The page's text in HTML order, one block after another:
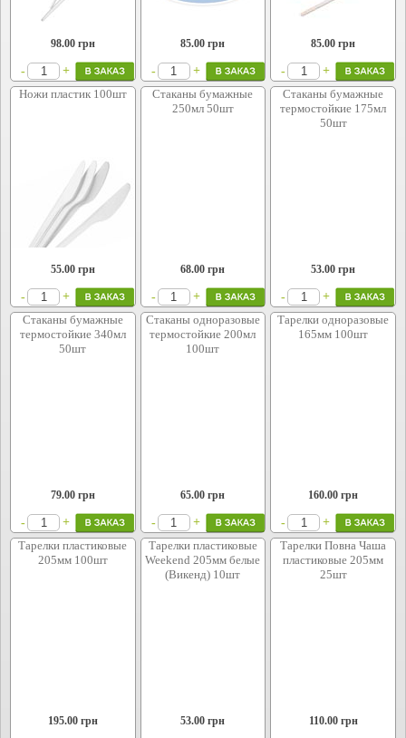
98.00грн
- +
85.00 грн
- +
85.00 грн
-
+
Ножи пластик 100шт
55.00грн
- +
Стаканы бумажные
250мл 50шт
68.00 грн
- +
Стаканы бумажные
термостойкие 175мл
50шт
53.00 грн
-
+
Стаканы бумажные
термостойкие 340мл
50шт
79.00грн
- +
Стаканы одноразовые
термостойкие 200мл
100шт
65.00 грн
- +
Тарелки одноразовые
165мм 100шт
160.00 грн
-
+
Тарелки плаcтиковые
205мм 100шт
195.00грн
Тарелки пластиковые
Weekend 205мм белые
(Викенд) 10шт
53.00 грн
Тарелки Повна Чаша
плаcтиковые 205мм
25шт
110.00грн